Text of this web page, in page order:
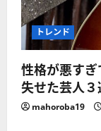
トレンド
性格が悪す
失せた芸人３
mahoroba19